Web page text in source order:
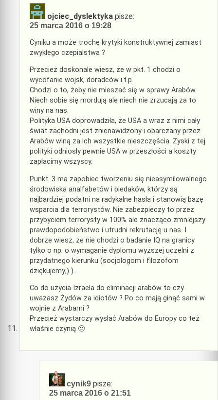
ojciec_dyslektyka pisze:
25 marca 2016 o 19:28
Cyniku a może trochę krytyki konstruktywnej zamiast
zwykłego czepialstwa ?
Przecież doskonale wiesz, że w pkt. 1 chodzi o
wycofanie wojsk, doradców i.t.p.
Chodzi o to, żeby nie mieszać się w sprawy Arabów.
Niech sobie się mordują ale niech nie zrzucają za to
winy na nas.
Polityka USA doprowadziła, że USA a wraz z nimi cały
świat zachodni jest znienawidzony i obarczany przez
Arabów winą za ich wszystkie nieszczęścia. Zyski z tej
polityki odniosły pewnie USA w przeszłości a koszty
zapłacimy wszyscy.
Punkt. 3 ma zapobiec tworzeniu się nieasymilowalnego
środowiska analfabetów i biedaków, którzy są
najbardziej podatni na radykalne hasła i stanowią bazę
wsparcia dla terrorystów. Nie zabezpieczy to przez
przybyciem terrorysty w 100% ale znacząco zmniejszy
prawdopodobieństwo i utrudni rekrutację u nas. I
dobrze wiesz, że nie chodzi o badanie IQ na granicy
tylko o np. o wymaganie dyplomu wyższej uczelni z
przydatnego kierunku (socjologom i filozofom
dziękujemy;) ).
Co do użycia Izraela do eliminacji arabów to czy
uważasz Żydów za idiotów ? Po co mają ginąć sami w
wojnie z Arabami ?
Przecież wystarczy wysłać Arabów do Europy co też
właśnie czynią 🙂
cynik9 pisze:
25 marca 2016 o 21:51